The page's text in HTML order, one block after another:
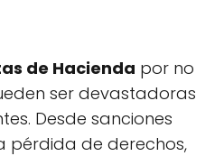
de Hacienda por no
ser devastadoras
Desde sanciones
pérdida de derechos,